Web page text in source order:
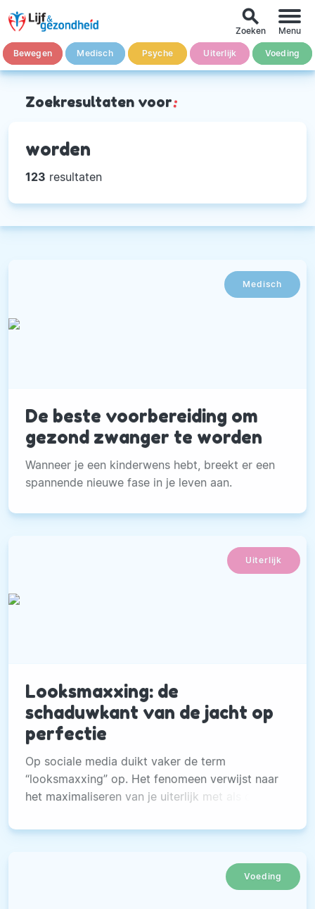
Bewegen Medisch Psyche Uiterlijk Voeding
search
Zoeken Menu
Zoekresultaten voor:
worden
123 resultaten
Medisch
De beste voorbereiding om
gezond zwanger te worden
Wanneer je een kinderwens hebt, breekt er een
spannende nieuwe fase in je leven aan.
Uiterlijk
Looksmaxxing: de
schaduwkant van de jacht op
perfectie
Op sociale media duikt vaker de term
“looksmaxxing” op. Het fenomeen verwijst naar
het maximaliseren van je uiterlijk met als doel
Voeding